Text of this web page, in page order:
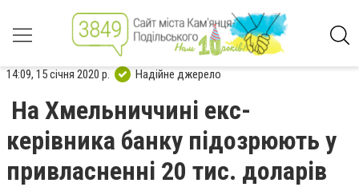
14:09, 15 січня 2020 р. Надійне джерело
На Хмельниччині екс-
керівника банку підозрюють у
привласненні 20 тис. доларів